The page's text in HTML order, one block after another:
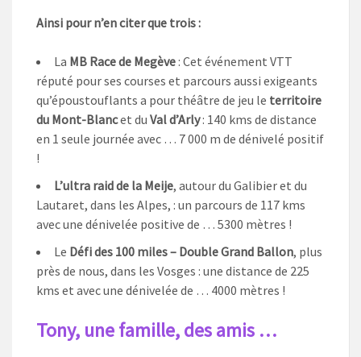
Ainsi pour n’en citer que trois :
La MB Race de Megève : Cet événement VTT
réputé pour ses courses et parcours aussi exigeants
qu’époustouflants a pour théâtre de jeu le territoire
du Mont-Blancet du Val d’Arly: 140 kms de distance
en 1 seule journée avec … 7 000 m de dénivelé positif
!
L’ultra raid de la Meije, autour du Galibier et du
Lautaret, dans les Alpes, : un parcours de 117 kms
avec une dénivelée positive de … 5300 mètres !
Le Défi des 100 miles – Double Grand Ballon, plus
près de nous, dans les Vosges : une distance de 225
kms et avec une dénivelée de … 4000 mètres !
Tony, une famille, des amis …